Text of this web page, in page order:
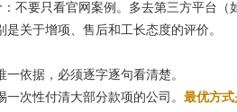
：不要只看官网案例。多去第三方平台
是关于增项、售后和工长态度的评价。
一依据，必须逐字逐句看清楚。
一次性付清大部分款项的公司。 最优方